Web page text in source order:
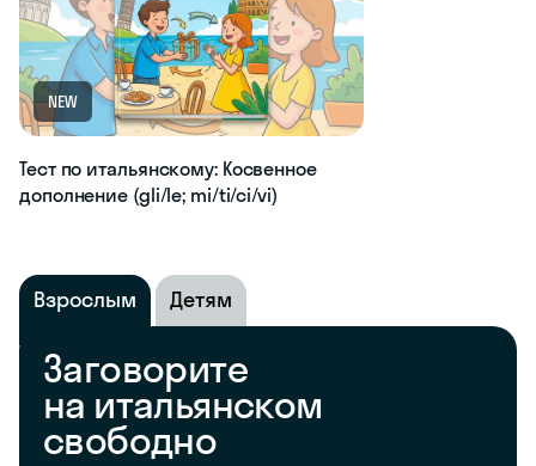
NEW
Тест по итальянскому: Косвенное
дополнение (gli/le; mi/ti/ci/vi)
Взрослым Детям
Заговорите
на итальянском
свободно